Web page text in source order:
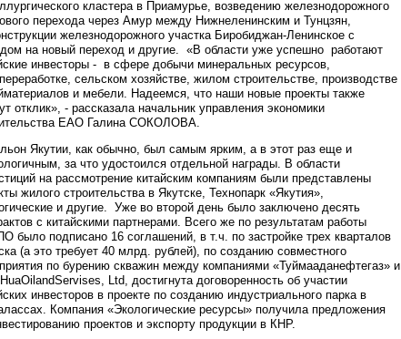
кластера в Приамурье, возведению железнодорожного
перехода через Амур между Нижнеленинским и Тунцзян,
железнодорожного участка Биробиджан-Ленинское с
на новый переход и другие. «В области уже успешно работают
инвесторы - в сфере добычи минеральных ресурсов,
сельском хозяйстве, жилом строительстве, производстве
и мебели. Надеемся, что наши новые проекты также
отклик», - рассказала начальник управления экономики
ЕАО Галина СОКОЛОВА.
Якутии, как обычно, был самым ярким, а в этот раз еще и
за что удостоился отдельной награды. В области
на рассмотрение китайским компаниям были представлены
жилого строительства в Якутске, Технопарк «Якутия»,
и другие. Уже во второй день было заключено десять
с китайскими партнерами. Всего же по результатам работы
было подписано 16 соглашений, в т.ч. по застройке трех кварталов
(а это требует 40 млрд. рублей), по созданию совместного
по бурению скважин между компаниями «Туймааданефтегаз» и
Ltd, достигнута договоренность об участии
инвесторов в проекте по созданию индустриального парка в
Компания «Экологические ресурсы» получила предложения
проектов и экспорту продукции в КНР.